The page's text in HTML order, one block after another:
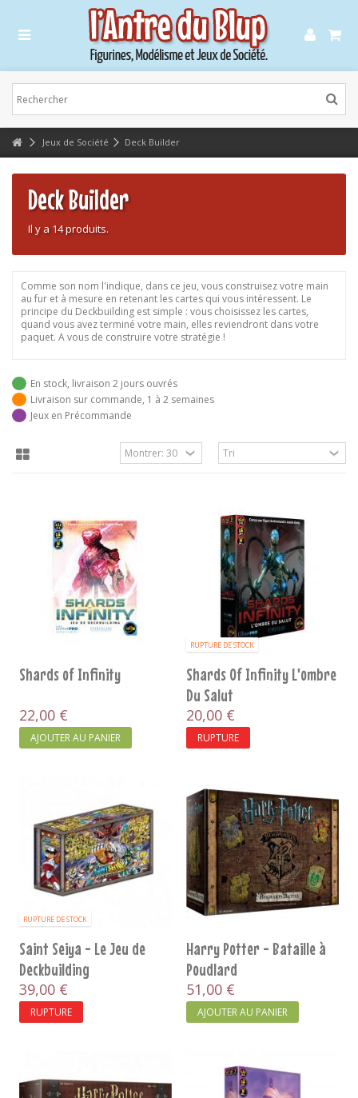
Lorem ipsum dolor sit amet
Lorem ipsum dolor sit amet, consectetur adipisicing elit, sed do eiusmod
tempor incididunt ut labore et dolore magna aliqua. Ut enim ad minim
veniam, quis nostrud exercitation ullamco laboris nisi ut aliquip ex ea
commodo consequat.
Lorem ipsum dolor sit amet
Lorem ipsum dolor sit amet, consectetur adipisicing elit, sed do eiusmod
tempor incididunt ut labore et dolore magna aliqua. Ut enim ad minim
veniam, quis nostrud exercitation ullamco laboris nisi ut aliquip ex ea
Jeux de Société Deck Builder
Deck Builder
Il y a 14 produits.
Comme son nom l'indique, dans ce jeu, vous construisez votre main
au fur et à mesure en retenant les cartes qui vous intéressent. Le
principe du Deckbuilding est simple : vous choisissez les cartes,
quand vous avez terminé votre main, elles reviendront dans votre
paquet. A vous de construire votre stratégie !
En stock, livraison 2 jours ouvrés
Livraison sur commande, 1 à 2 semaines
Jeux en Précommande
Shards of Infinity
22,00 €
AJOUTER AU PANIER
RUPTURE DE STOCK
Shards Of Infinity L'ombre
Du Salut
20,00 €
RUPTURE
RUPTURE DE STOCK
Saint Seiya - Le Jeu de
Deckbuilding
39,00 €
RUPTURE
Harry Potter - Bataille à
Poudlard
51,00 €
AJOUTER AU PANIER